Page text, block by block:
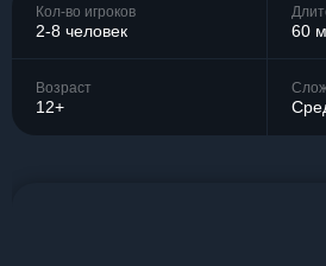
Кол-во игроков
2-8 человек 60
Возраст
12+